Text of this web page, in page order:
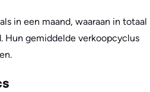
in een maand, waaraan in totaal
Hun gemiddelde verkoopcyclus